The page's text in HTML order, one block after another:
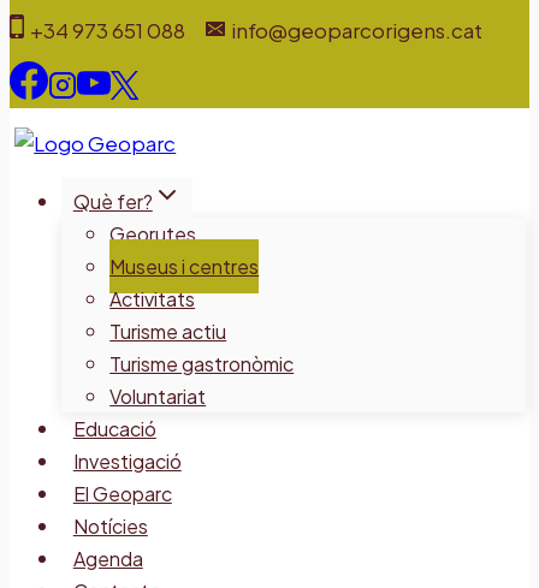
al
contingut
+34 973 651 088 info@geoparcorigens.cat
Què fer?
Georutes
Museus i centres
Activitats
Turisme actiu
Turisme gastronòmic
Voluntariat
Educació
Investigació
El Geoparc
Notícies
Agenda